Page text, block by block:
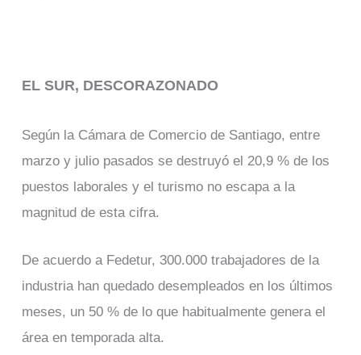
EL SUR, DESCORAZONADO
Según la Cámara de Comercio de Santiago, entre
marzo y julio pasados se destruyó el 20,9 % de los
puestos laborales y el turismo no escapa a la
magnitud de esta cifra.
De acuerdo a Fedetur, 300.000 trabajadores de la
industria han quedado desempleados en los últimos
meses, un 50 % de lo que habitualmente genera el
área en temporada alta.